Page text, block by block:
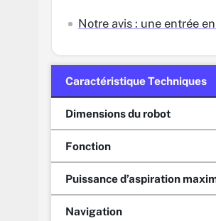
Notre avis : une entrée
Caractéristique Techniques
Dimensions du robot
Fonction
Puissance d’aspiration
Navigation